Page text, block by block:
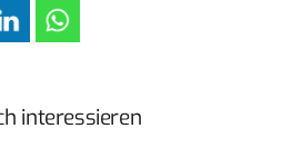
interessieren